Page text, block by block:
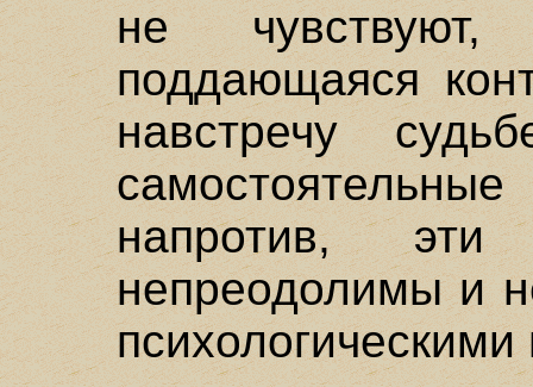
не
поддающаяся
навстречу
напротив, эти
непреодолимы и